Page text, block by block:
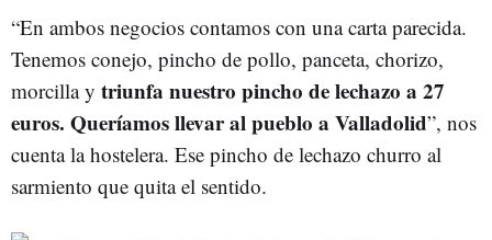
“En ambos negocios contamos con una carta parecida.
Tenemos conejo, pincho de pollo, panceta, chorizo,
morcilla y triunfa nuestro pincho de lechazo a 27
euros. Queríamos llevar al pueblo a Valladolid”, nos
cuenta la hostelera. Ese pincho de lechazo churro al
sarmiento que quita el sentido.